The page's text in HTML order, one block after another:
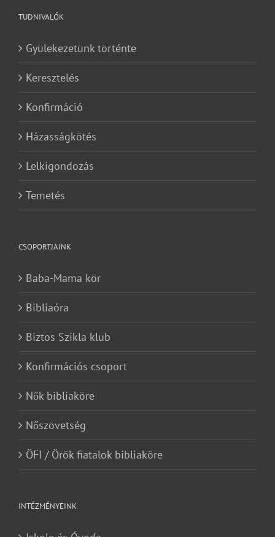
TUDNIVALÓK
Gyülekezetünk történte
Keresztelés
Konfirmáció
Házasságkötés
Lelkigondozás
Temetés
CSOPORTJAINK
Baba-Mama kör
Bibliaóra
Biztos Szikla klub
Konfirmációs csoport
Nők bibliaköre
Nőszövetség
ÖFI / Örök fiatalok bibliaköre
INTÉZMÉNYEINK